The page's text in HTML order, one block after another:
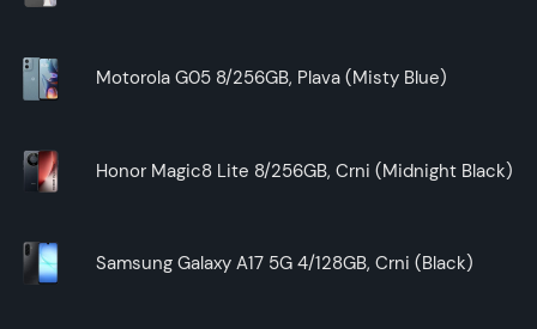
Motorola G05 8/256GB, Plava (Misty Blue)
Honor Magic8 Lite 8/256GB, Crni (Midnight Black)
Samsung Galaxy A17 5G 4/128GB, Crni (Black)